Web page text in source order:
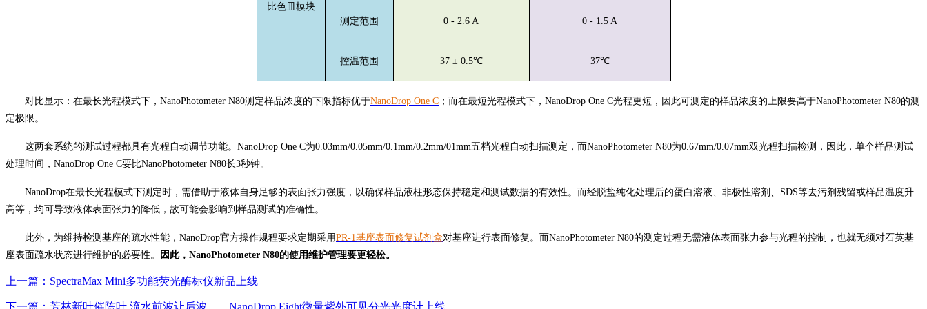
比色皿模块
测定范围
0 - 2.6 A 0 - 1.5 A
控温范围 37 ± 0.5℃ 37℃
对比显示：在最长光程模式下，NanoPhotometer N80测定样品浓度的下限指标优于NanoDrop One C ；而在最短光程模式下，NanoDrop One C光程更短，因此可测定的样品浓度的上限要高于NanoPhotometer N80的测
定极限。
这两套系统的测试过程都具有光程自动调节功能。NanoDrop One C为0.03mm/0.05mm/0.1mm/0.2mm/01mm五档光程自动扫描测定，而NanoPhotometer N80为0.67mm/0.07mm双光程扫描检测，因此， 单个样品测试
处理时间 ，NanoDrop One C要比NanoPhotometer N80长3秒钟。
NanoDrop在最长光程模式下测定时，需借助于液体自身足够的表面张力强度，以确保样品液柱形态保持稳定和测试数据的有效性。而经脱盐纯化处理后的蛋白溶液、非极性溶剂、SDS等去污剂残留或样品温度升
高等，均可导致液体表面张力的降低，故可能会影响到样品测试的准确性。
此外，为维持检测基座的疏水性能，NanoDrop官方操作规程要求定期采用PR-1基座表面修复试剂盒对基座进行表面修复。而NanoPhotometer N80的测定过程无需液体表面张力参与光程的控制，也就无须对石英基
座表面疏水状态进行维护的必要性。
因此，NanoPhotometer N80的使用维护管理要更轻松。
上一篇 ：SpectraMax Mini多功能荧光酶标仪新品上线
下一篇 ：芳林新叶催陈叶 流水前波让后波——NanoDrop Eight微量紫外可见分光光度计上线